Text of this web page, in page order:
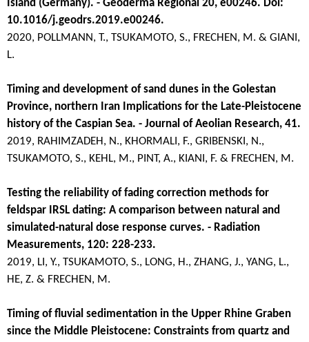
Island (Germany). - Geoderma Regional 20, e00246. Doi:
10.1016/j.geodrs.2019.e00246.
2020, POLLMANN, T., TSUKAMOTO, S., FRECHEN, M. & GIANI,
L.
Timing and development of sand dunes in the Golestan
Province, northern Iran Implications for the Late-Pleistocene
history of the Caspian Sea. - Journal of Aeolian Research, 41.
2019, RAHIMZADEH, N., KHORMALI, F., GRIBENSKI, N.,
TSUKAMOTO, S., KEHL, M., PINT, A., KIANI, F. & FRECHEN, M.
Testing the reliability of fading correction methods for
feldspar IRSL dating: A comparison between natural and
simulated-natural dose response curves. - Radiation
Measurements, 120: 228-233.
2019, LI, Y., TSUKAMOTO, S., LONG, H., ZHANG, J., YANG, L.,
HE, Z. & FRECHEN, M.
Timing of fluvial sedimentation in the Upper Rhine Graben
since the Middle Pleistocene: Constraints from quartz and